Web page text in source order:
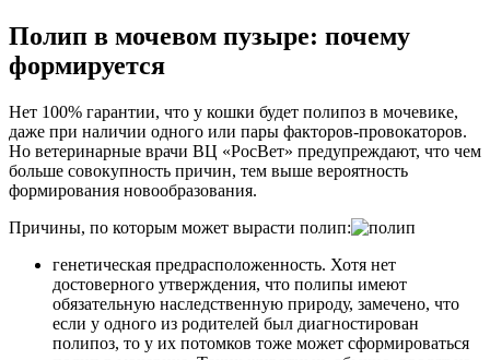
Полип в мочевом пузыре: почему
формируется
Нет 100% гарантии, что у кошки будет полипоз в мочевике,
даже при наличии одного или пары факторов-провокаторов.
Но ветеринарные врачи ВЦ «РосВет» предупреждают, что чем
больше совокупность причин, тем выше вероятность
формирования новообразования.
Причины, по которым может вырасти полип:
генетическая предрасположенность. Хотя нет
достоверного утверждения, что полипы имеют
обязательную наследственную природу, замечено, что
если у одного из родителей был диагностирован
полипоз, то у их потомков тоже может сформироваться